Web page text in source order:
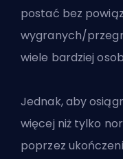
postać bez
wygranych/
wiele bardziej
Jednak, aby
więcej niż tylko
poprzez